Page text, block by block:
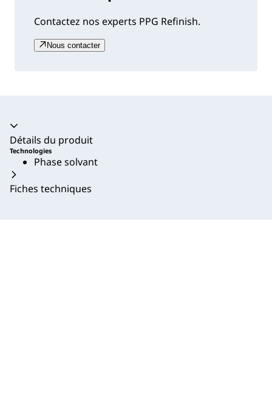
Contactez nos experts PPG Refinish.
Nous contacter
Accordéon fermé
Détails du produit
Technologies
Phase solvant
Fiches techniques